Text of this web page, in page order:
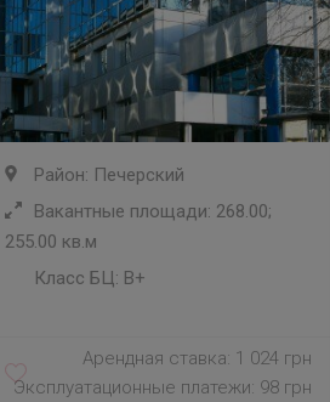
Район: Печерский
Вакантные площади: 268.00;
255.00 кв.м
Класс БЦ: B+
Арендная ставка: 1 024 грн
Эксплуатационные платежи: 98 грн